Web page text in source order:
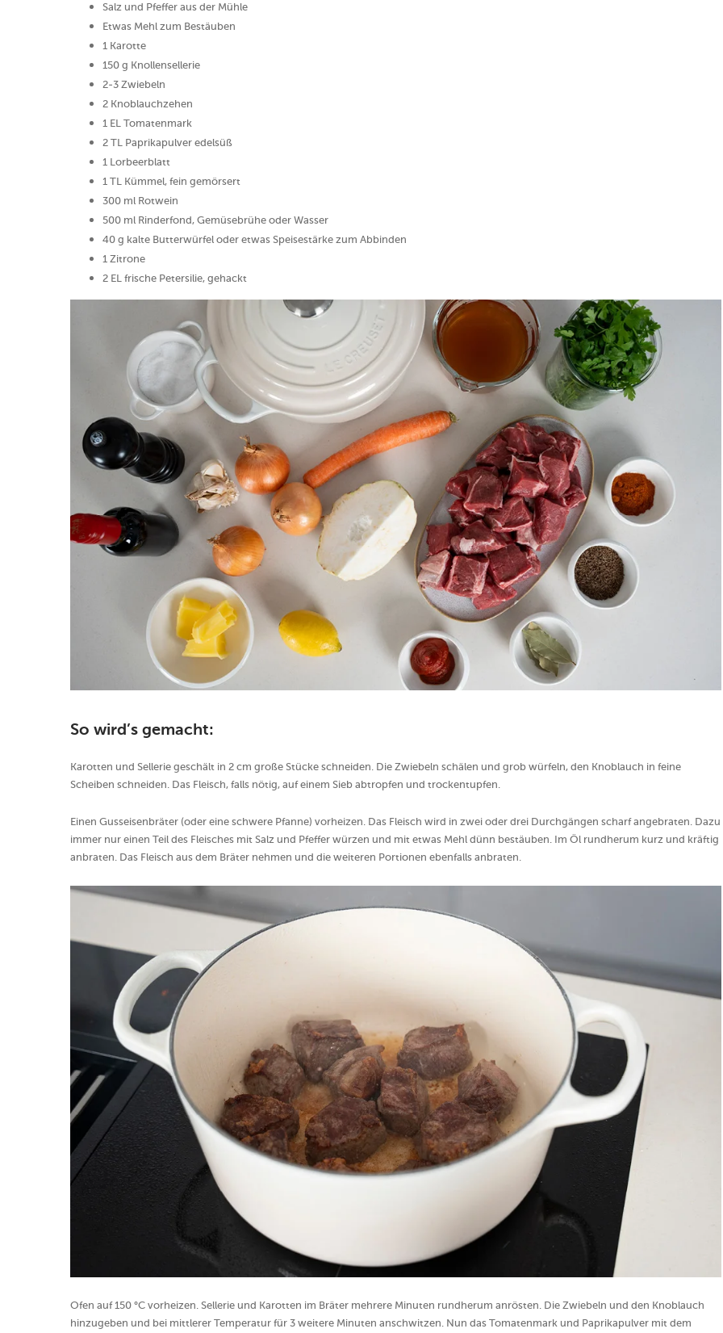
Salz und Pfeffer aus der Mühle
Etwas Mehl zum Bestäuben
1 Karotte
150 g Knollensellerie
2-3 Zwiebeln
2 Knoblauchzehen
1 EL Tomatenmark
2 TL Paprikapulver edelsüß
1 Lorbeerblatt
1 TL Kümmel, fein gemörsert
300 ml Rotwein
500 ml Rinderfond, Gemüsebrühe oder Wasser
40 g kalte Butterwürfel oder etwas Speisestärke zum Abbinden
1 Zitrone
2 EL frische Petersilie, gehackt
So wird’s gemacht:
Karotten und Sellerie geschält in 2 cm große Stücke schneiden. Die Zwiebeln schälen und grob würfeln, den Knoblauch in feine
Scheiben schneiden. Das Fleisch, falls nötig, auf einem Sieb abtropfen und trockentupfen.
Einen Gusseisenbräter (oder eine schwere Pfanne) vorheizen. Das Fleisch wird in zwei oder drei Durchgängen scharf angebraten. Dazu
immer nur einen Teil des Fleisches mit Salz und Pfeffer würzen und mit etwas Mehl dünn bestäuben. Im Öl rundherum kurz und kräftig
anbraten. Das Fleisch aus dem Bräter nehmen und die weiteren Portionen ebenfalls anbraten.
Ofen auf 150 °C vorheizen. Sellerie und Karotten im Bräter mehrere Minuten rundherum anrösten. Die Zwiebeln und den Knoblauch
hinzugeben und bei mittlerer Temperatur für 3 weitere Minuten anschwitzen. Nun das Tomatenmark und Paprikapulver mit dem